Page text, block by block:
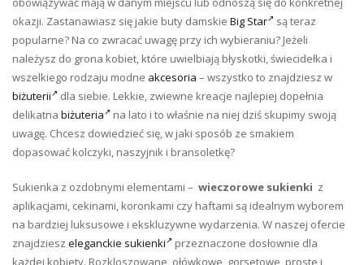
okazji. Zastanawiasz się jakie buty damskie Big Star
są teraz
popularne? Na co zwracać uwagę przy ich wybieraniu? Jeżeli
należysz do grona kobiet, które uwielbiają błyskotki, świecidełka i
wszelkiego rodzaju modne akcesoria – wszystko to znajdziesz w
biżuterii
dla siebie. Lekkie, zwiewne kreacje najlepiej dopełnia
delikatna biżuteria
na lato i to właśnie na niej dziś skupimy swoją
uwagę. Chcesz dowiedzieć się, w jaki sposób ze smakiem
dopasować kolczyki, naszyjnik i bransoletkę?
Sukienka z ozdobnymi elementami – wieczorowe sukienki z
aplikacjami, cekinami, koronkami czy haftami są idealnym wyborem
na bardziej luksusowe i ekskluzywne wydarzenia. W naszej ofercie
znajdziesz eleganckie sukienki
przeznaczone dosłownie dla
każdej kobiety. Rozkloszowane, ołówkowe, gorsetowe, proste i